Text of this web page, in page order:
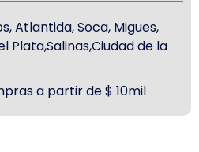
Atlantida, Soca, Migues,
Plata,Salinas,Ciudad de la
a partir de $ 10mil